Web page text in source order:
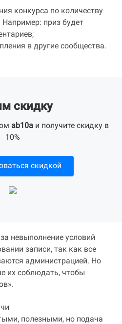
конкурса по количеству
Например: приз будет
в другие сообщества.
скидку
ab10aи получите скидку в
10%
скидкой
невыполнение условий
записи, так как все
администрацией. Но
их соблюдать, чтобы
полезными, но подача